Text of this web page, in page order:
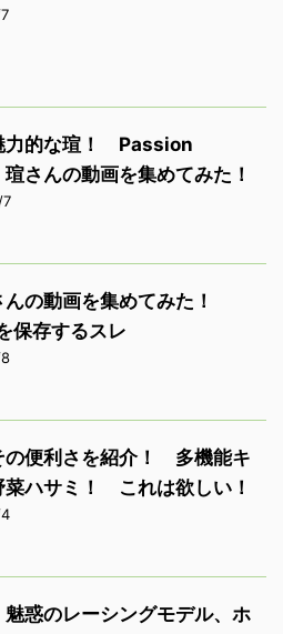
力的な瑄！ Passion
さんの動画を集めてみた！
んの動画を集めてみた！
保存するスレ
の便利さを紹介！ 多機能キ
菜ハサミ！ これは欲しい！
惑のレーシングモデル、ホ